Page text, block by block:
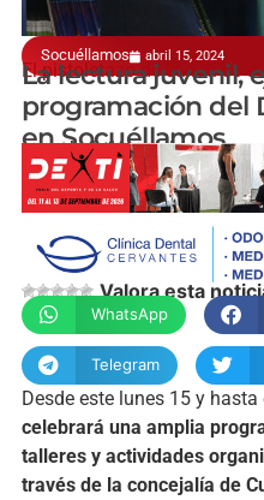
Socuéllamos abril 15, 2024
El pistoletazo de salida se
La lectura juvenil,
programación del
en Socuéllamos
manchainformacion.com
Valora esta
WhatsApp
Telegram
Desde este lunes 15 y hasta
celebrará una amplia
talleres y actividades
través de la concejalía de